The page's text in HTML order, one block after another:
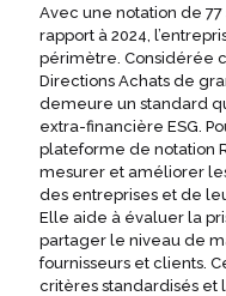
Avec une notation de 77
rapport à 2024,
périmètre. Considérée
Directions Achats de
demeure un standard
extra-financière ESG.
plateforme de notation
mesurer et améliorer
des entreprises et de
Elle aide à évaluer la
partager le niveau de
fournisseurs et clients.
critères standardisés et